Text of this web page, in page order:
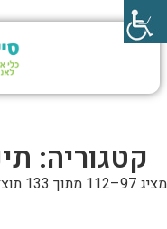
קטגוריה:
מציג 97–112 מתוך 133 תוצאות